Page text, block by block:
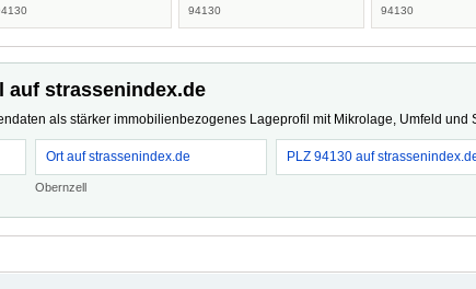
94130 94130
auf strassenindex.de
als stärker immobilienbezogenes Lageprofil mit Mikrolage, Umfeld und
Ort auf strassenindex.de
Obernzell
PLZ 94130 auf